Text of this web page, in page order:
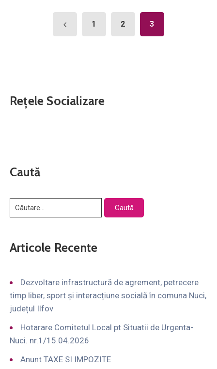
1 2 3
Rețele Socializare
Caută
Articole Recente
Dezvoltare infrastructură de agrement, petrecere
timp liber, sport și interacțiune socială în comuna Nuci,
județul Ilfov
Hotarare Comitetul Local pt Situatii de Urgenta-
Nuci. nr.1/15.04.2026
Anunt TAXE SI IMPOZITE